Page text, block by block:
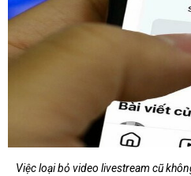
Việc loại bỏ video livestream cũ